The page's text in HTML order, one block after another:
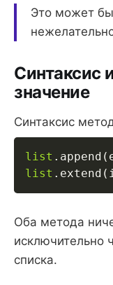
Это может
Синтаксис
значение
Синтаксис
list . append (
list . extend (
Оба метода
исключительно
списка.